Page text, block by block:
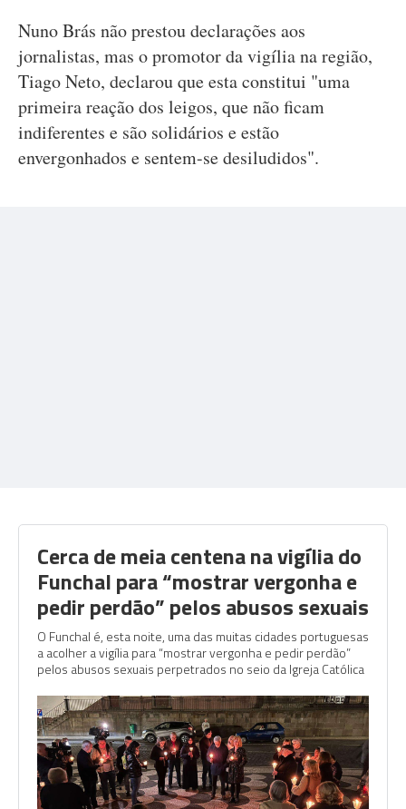
Nuno Brás não prestou declarações aos
jornalistas, mas o promotor da vigília na região,
Tiago Neto, declarou que esta constitui "uma
primeira reação dos leigos, que não ficam
indiferentes e são solidários e estão
envergonhados e sentem-se desiludidos".
Cerca de meia centena na vigília do
Funchal para “mostrar vergonha e
pedir perdão” pelos abusos sexuais
O Funchal é, esta noite, uma das muitas cidades portuguesas
a acolher a vigília para “mostrar vergonha e pedir perdão”
pelos abusos sexuais perpetrados no seio da Igreja Católica